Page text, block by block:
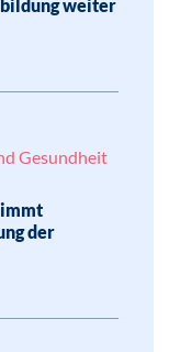
weiter
Gesundheit
der